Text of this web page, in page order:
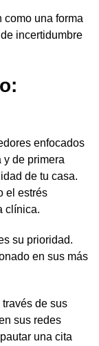
como una forma
incertidumbre
enfocados
de primera
de tu casa.
el estrés
clínica.
su prioridad.
en sus más
de sus
sus redes
una cita